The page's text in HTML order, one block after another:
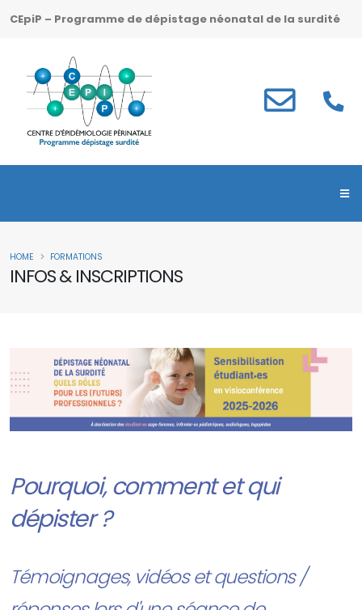
CEpiP – Programme de dépistage néonatal de la surdité
INFOS & INSCRIPTIONS
HOME FORMATIONS
Pourquoi, comment et qui
dépister ?
Témoignages, vidéos et questions /